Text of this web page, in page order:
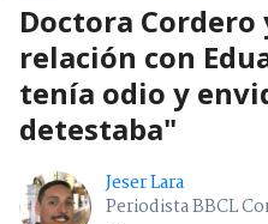
Doctora Cordero
relación con
tenía odio y
detestaba"
Jeser Lara
Periodista BBCL